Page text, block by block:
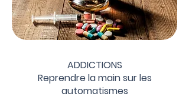
ADDICTIONS
Reprendre la main sur les
automatismes